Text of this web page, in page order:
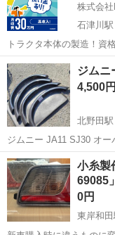
株式会
石津川駅
トラクタ本体の製造！資
例29万円以上！生活支援
無料＆備品付き1R寮完備
◎《大阪府堺市》
大阪 堺市
ジムニ
4,500円
北野田駅
ジムニー JA11 SJ30 オ
す。 直接引き取りに来て頂ける
やり取りをさせて頂いて
一番早くま...
大阪 堺市 北野
小糸製
69085」
0円
東岸和田